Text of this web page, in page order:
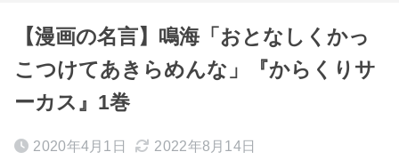
【漫画の名言】鳴海「おとなしくかっ
こつけてあきらめんな」『からくりサ
ーカス』1巻
2020年4月1日 2022年8月14日